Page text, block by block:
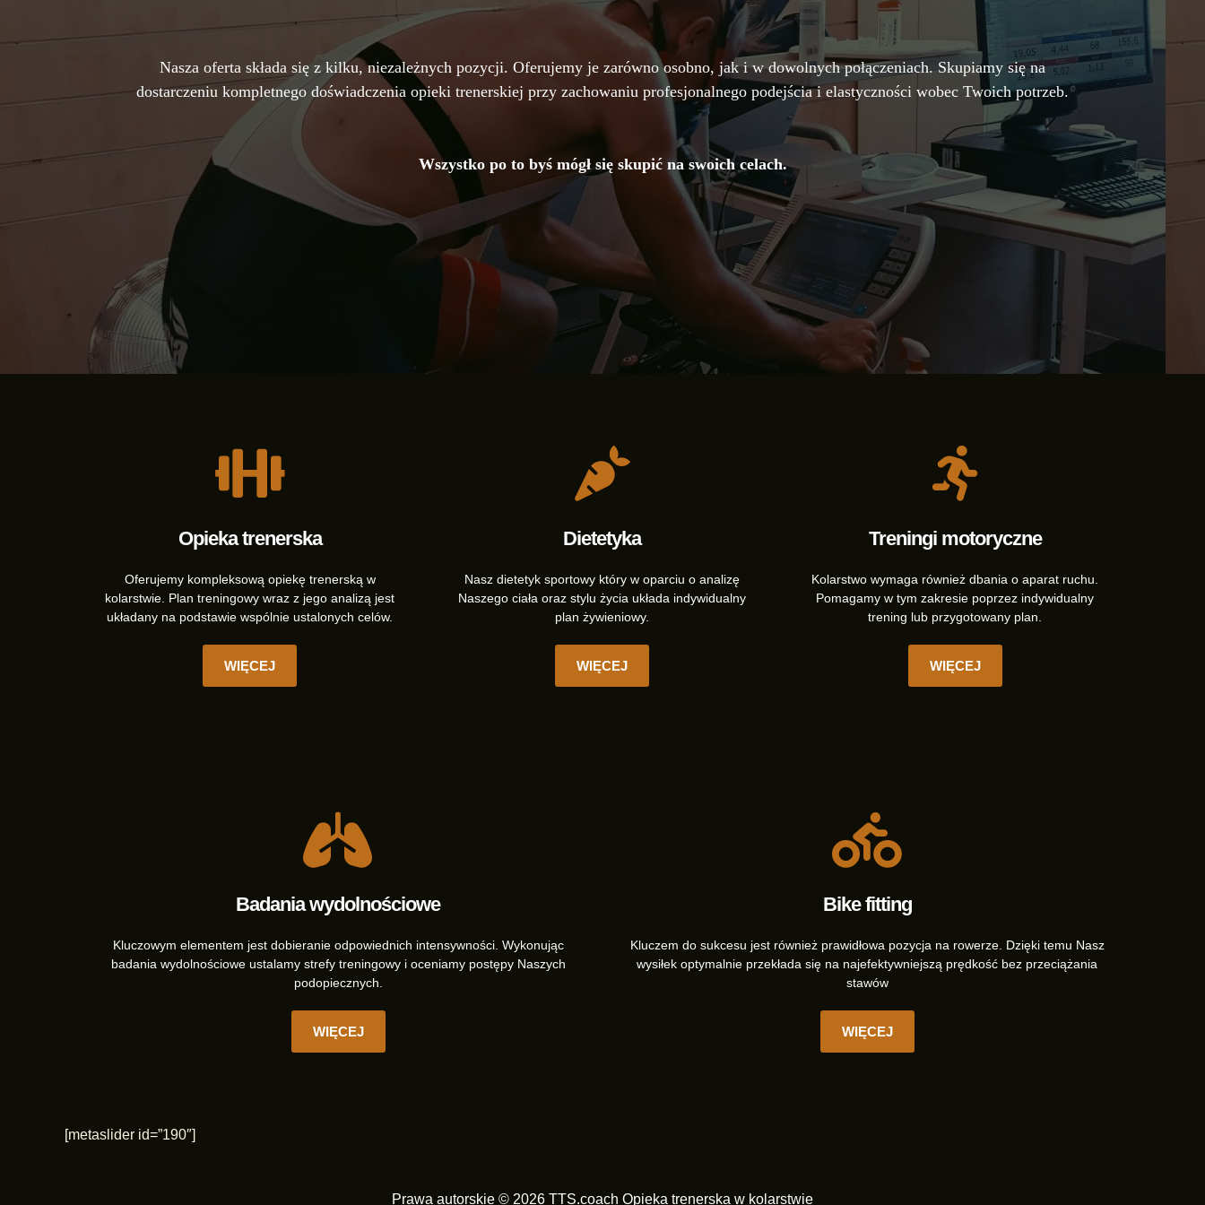
Nasza oferta składa się z kilku, niezależnych pozycji. Oferujemy je zarówno osobno, jak i w dowolnych połączeniach. Skupiamy się na
dostarczeniu kompletnego doświadczenia opieki trenerskiej przy zachowaniu profesjonalnego podejścia i elastyczności wobec Twoich potrzeb.
Wszystko po to byś mógł się skupić na swoich celach.
Opieka trenerska
Oferujemy kompleksową opiekę trenerską w
kolarstwie. Plan treningowy wraz z jego analizą jest
układany na podstawie wspólnie ustalonych celów.
WIĘCEJ
Dietetyka
Nasz dietetyk sportowy który w oparciu o analizę
Naszego ciała oraz stylu życia układa indywidualny
plan żywieniowy.
WIĘCEJ
Treningi motoryczne
Kolarstwo wymaga również dbania o aparat ruchu.
Pomagamy w tym zakresie poprzez indywidualny
trening lub przygotowany plan.
WIĘCEJ
Badania wydolnościowe
Kluczowym elementem jest dobieranie odpowiednich intensywności. Wykonując
badania wydolnościowe ustalamy strefy treningowy i oceniamy postępy Naszych
podopiecznych.
WIĘCEJ
Bike fitting
Kluczem do sukcesu jest również prawidłowa pozycja na rowerze. Dzięki temu Nasz
wysiłek optymalnie przekłada się na najefektywniejszą prędkość bez przeciążania
stawów
WIĘCEJ
[metaslider id=”190″]
Prawa autorskie © 2026 TTS.coach Opieka trenerska w kolarstwie